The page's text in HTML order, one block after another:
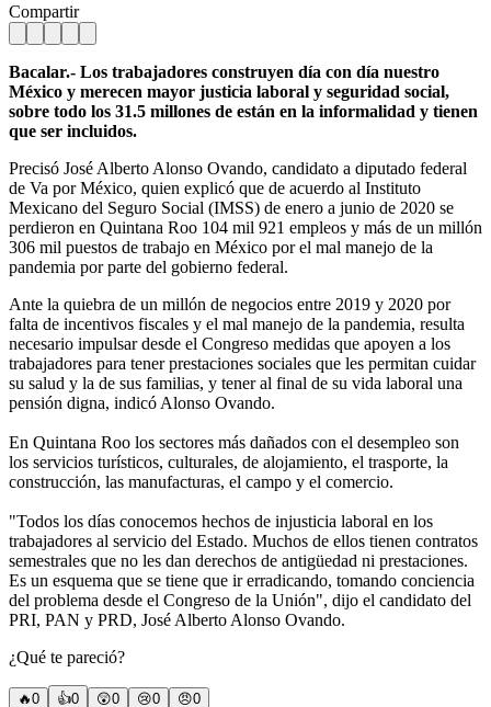
Compartir
Bacalar.- Los trabajadores construyen día con día nuestro
México y merecen mayor justicia laboral y seguridad social,
sobre todo los 31.5 millones de están en la informalidad y tienen
que ser incluidos.
Precisó José Alberto Alonso Ovando, candidato a diputado federal
de Va por México, quien explicó que de acuerdo al Instituto
Mexicano del Seguro Social (IMSS) de enero a junio de 2020 se
perdieron en Quintana Roo 104 mil 921 empleos y más de un millón
306 mil puestos de trabajo en México por el mal manejo de la
pandemia por parte del gobierno federal.
Ante la quiebra de un millón de negocios entre 2019 y 2020 por
falta de incentivos fiscales y el mal manejo de la pandemia, resulta
necesario impulsar desde el Congreso medidas que apoyen a los
trabajadores para tener prestaciones sociales que les permitan cuidar
su salud y la de sus familias, y tener al final de su vida laboral una
pensión digna, indicó Alonso Ovando.
En Quintana Roo los sectores más dañados con el desempleo son
los servicios turísticos, culturales, de alojamiento, el trasporte, la
construcción, las manufacturas, el campo y el comercio.
"Todos los días conocemos hechos de injusticia laboral en los
trabajadores al servicio del Estado. Muchos de ellos tienen contratos
semestrales que no les dan derechos de antigüedad ni prestaciones.
Es un esquema que se tiene que ir erradicando, tomando conciencia
del problema desde el Congreso de la Unión", dijo el candidato del
PRI, PAN y PRD, José Alberto Alonso Ovando.
¿Qué te pareció?
🔥0 👍0 😲0 😢0 😠0